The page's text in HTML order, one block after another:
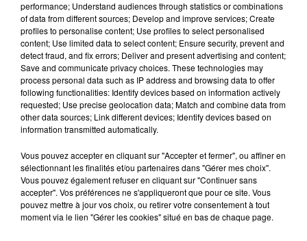
9 août 2026
SNCF : attention à ce faux SMS
réclamant le paiement d'une
amende
9 août 2026
Un incendie se déclare à
l’hôpital du Mans
9 août 2026
La comédienne rochefortaise
performance; Understand audiences through statistics or combinations
of data from different sources; Develop and improve services; Create
profiles to personalise content; Use profiles to select personalised
content; Use limited data to select content; Ensure security, prevent and
detect fraud, and fix errors; Deliver and present advertising and content;
Save and communicate privacy choices. These technologies may
process personal data such as IP address and browsing data to offer
following functionalities: Identify devices based on information actively
requested; Use precise geolocation data; Match and combine data from
other data sources; Link different devices; Identify devices based on
information transmitted automatically.
Vous pouvez accepter en cliquant sur "Accepter et fermer", ou affiner en
sélectionnant les finalités et/ou partenaires dans "Gérer mes choix".
Vous pouvez également refuser en cliquant sur "Continuer sans
accepter". Vos préférences ne s'appliqueront que pour ce site. Vous
pouvez mettre à jour vos choix, ou retirer votre consentement à tout
moment via le lien "Gérer les cookies" situé en bas de chaque page.